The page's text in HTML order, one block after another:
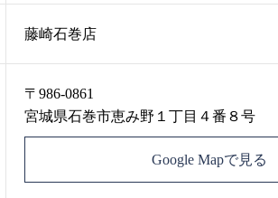
藤崎石巻店
〒986-0861
宮城県石巻市恵み野１丁目４番８号
Google Mapで見る